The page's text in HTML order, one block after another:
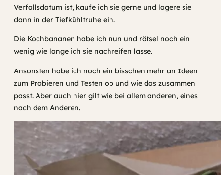
Verfallsdatum ist, kaufe ich sie gerne und lagere sie
dann in der Tiefkühltruhe ein.
Die Kochbananen habe ich nun und rätsel noch ein
wenig wie lange ich sie nachreifen lasse.
Ansonsten habe ich noch ein bisschen mehr an Ideen
zum Probieren und Testen ob und wie das zusammen
passt. Aber auch hier gilt wie bei allem anderen, eines
nach dem Anderen.